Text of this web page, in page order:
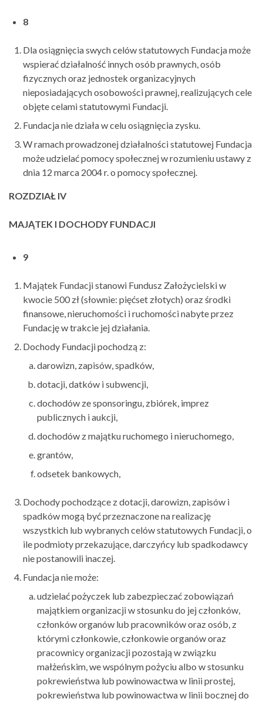
8
Dla osiągnięcia swych celów statutowych Fundacja może
wspierać działalność innych osób prawnych, osób
fizycznych oraz jednostek organizacyjnych
nieposiadających osobowości prawnej, realizujących cele
objęte celami statutowymi Fundacji.
Fundacja nie działa w celu osiągnięcia zysku.
W ramach prowadzonej działalności statutowej Fundacja
może udzielać pomocy społecznej w rozumieniu ustawy z
dnia 12 marca 2004 r. o pomocy społecznej.
ROZDZIAŁ IV
MAJĄTEK I DOCHODY FUNDACJI
9
Majątek Fundacji stanowi Fundusz Założycielski w
kwocie 500 zł (słownie: pięćset złotych) oraz środki
finansowe, nieruchomości i ruchomości nabyte przez
Fundację w trakcie jej działania.
Dochody Fundacji pochodzą z:
darowizn, zapisów, spadków,
dotacji, datków i subwencji,
dochodów ze sponsoringu, zbiórek, imprez
publicznych i aukcji,
dochodów z majątku ruchomego i nieruchomego,
grantów,
odsetek bankowych,
Dochody pochodzące z dotacji, darowizn, zapisów i
spadków mogą być przeznaczone na realizację
wszystkich lub wybranych celów statutowych Fundacji, o
ile podmioty przekazujące, darczyńcy lub spadkodawcy
nie postanowili inaczej.
Fundacja nie może:
udzielać pożyczek lub zabezpieczać zobowiązań
majątkiem organizacji w stosunku do jej członków,
członków organów lub pracowników oraz osób, z
którymi członkowie, członkowie organów oraz
pracownicy organizacji pozostają w związku
małżeńskim, we wspólnym pożyciu albo w stosunku
pokrewieństwa lub powinowactwa w linii prostej,
pokrewieństwa lub powinowactwa w linii bocznej do